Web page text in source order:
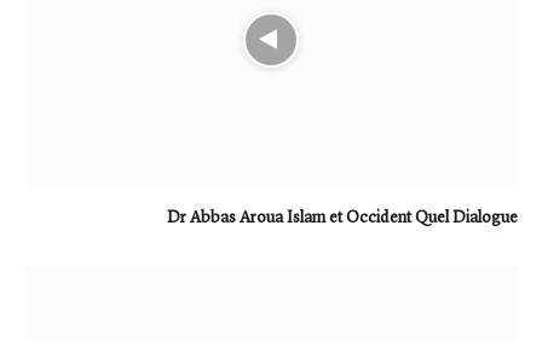
Dr Abbas Aroua Islam et Occident Quel Dialogue